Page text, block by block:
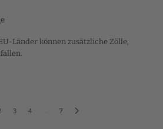
€
Länder können zusätzliche Zölle,
3 4 7